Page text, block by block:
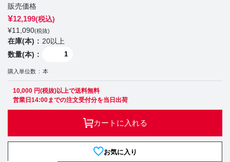
販売価格
¥12,199(税込)
¥11,090(税抜)
在庫(本)
20以上
数量(本)
購入単位数 本
10,000 円(税抜)以上で送料無料
営業日14:00までの注文受付分を当日出荷
カートに入れる
お気に入り